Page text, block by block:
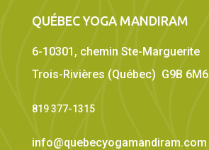
QUÉBEC YOGA MANDIRAM
6-10301, chemin Ste-Marguerite
Trois-Rivières (Québec) G9B 6M6
819 377-1315
info@quebecyogamandiram.com